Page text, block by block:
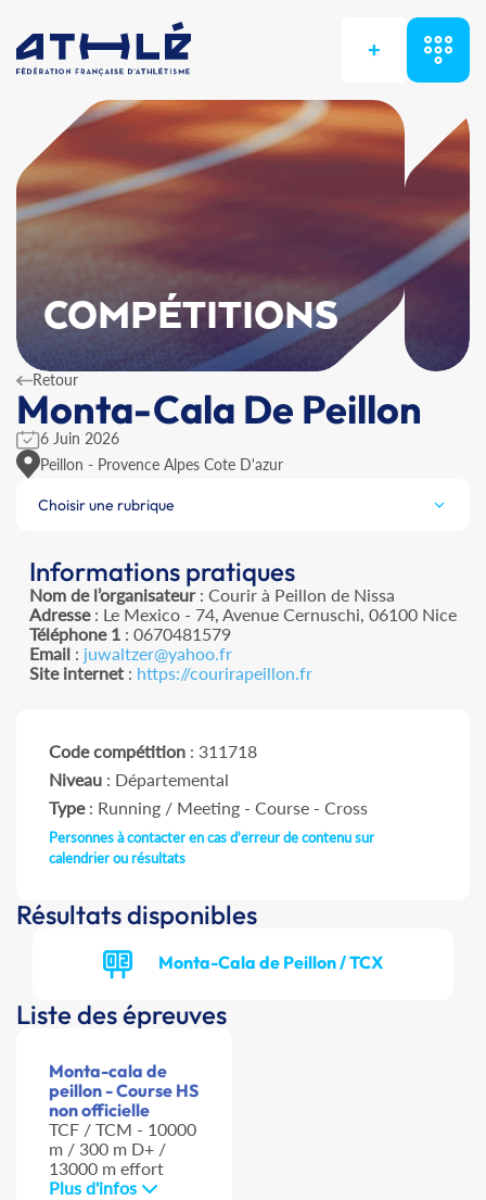
+
COMPÉTITIONS
Retour
Monta-Cala De Peillon
6 Juin 2026
Peillon - Provence Alpes Cote D'azur
Choisir une rubrique
Informations pratiques
Nom de l’organisateur: Courir à Peillon de Nissa
Adresse: Le Mexico - 74, Avenue Cernuschi, 06100 Nice
Téléphone 1 : 0670481579
Email : juwaltzer@yahoo.fr
Site internet : https://courirapeillon.fr
Code compétition : 311718
Niveau : Départemental
Type: Running / Meeting - Course - Cross
Personnes à contacter en cas d'erreur de contenu sur
calendrier ou résultats
Résultats disponibles
Monta-Cala de Peillon / TCX
Liste des épreuves
Monta-cala de
peillon - Course HS
non officielle
TCF / TCM - 10000
m / 300 m D+ /
13000 m effort
Plus d'infos